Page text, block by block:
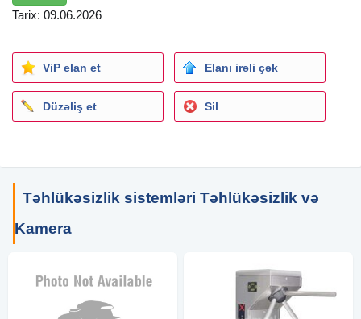
Tarix: 09.06.2026
ViP elan et Elanı irəli çək
Düzəliş et Sil
Təhlükəsizlik sistemləri Təhlükəsizlik və
Kamera